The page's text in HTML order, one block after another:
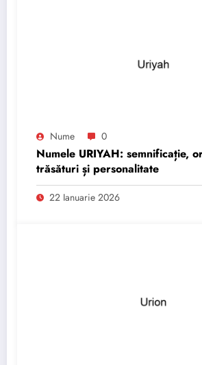
Nume 0
Numele URIYAH: semnificație,
trăsături și personalitate
22 Ianuarie 2026